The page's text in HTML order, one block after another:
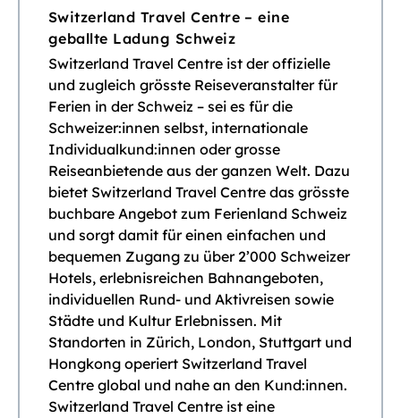
Switzerland Travel Centre – eine
geballte Ladung Schweiz
Switzerland Travel Centre ist der offizielle
und zugleich grösste Reiseveranstalter für
Ferien in der Schweiz – sei es für die
Schweizer:innen selbst, internationale
Individualkund:innen oder grosse
Reiseanbietende aus der ganzen Welt. Dazu
bietet Switzerland Travel Centre das grösste
buchbare Angebot zum Ferienland Schweiz
und sorgt damit für einen einfachen und
bequemen Zugang zu über 2’000 Schweizer
Hotels, erlebnisreichen Bahnangeboten,
individuellen Rund- und Aktivreisen sowie
Städte und Kultur Erlebnissen. Mit
Standorten in Zürich, London, Stuttgart und
Hongkong operiert Switzerland Travel
Centre global und nahe an den Kund:innen.
Switzerland Travel Centre ist eine